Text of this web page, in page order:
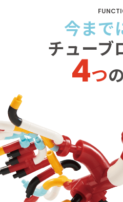
今まで
チューブ
4つの